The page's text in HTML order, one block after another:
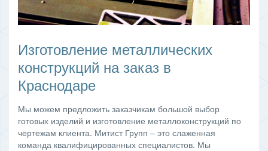
Изготовление металлических
конструкций на заказ в
Краснодаре
Мы можем предложить заказчикам большой выбор
готовых изделий и изготовление металлоконструкций по
чертежам клиента. Митист Групп – это слаженная
команда квалифицированных специалистов. Мы